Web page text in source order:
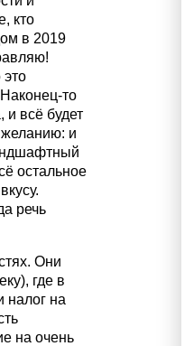
кто
в 2019
это
то
и всё будет
и
остальное
речь
Они
где в
налог на
на очень